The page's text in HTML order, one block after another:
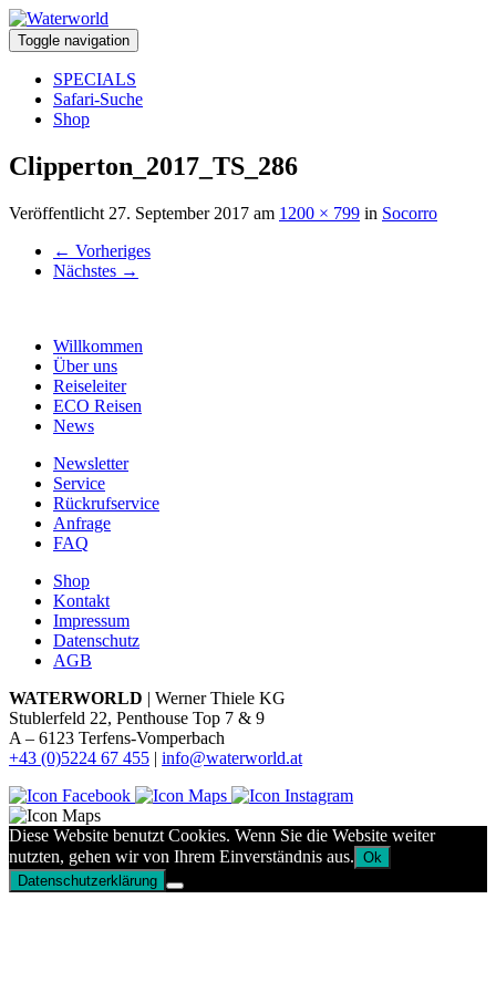
Toggle navigation
SPECIALS
Safari-Suche
Shop
Clipperton_2017_TS_286
Veröffentlicht 27. September 2017 am 1200 × 799 in Socorro
← Vorheriges
Nächstes →
Willkommen
Über uns
Reiseleiter
ECO Reisen
News
Newsletter
Service
Rückrufservice
Anfrage
FAQ
Shop
Kontakt
Impressum
Datenschutz
AGB
WATERWORLD | Werner Thiele KG
Stublerfeld 22, Penthouse Top 7 & 9
A – 6123 Terfens-Vomperbach
+43 (0)5224 67 455 | info@waterworld.at
Diese Website benutzt Cookies. Wenn Sie die Website weiter
nutzten, gehen wir von Ihrem Einverständnis aus. Ok
Datenschutzerklärung